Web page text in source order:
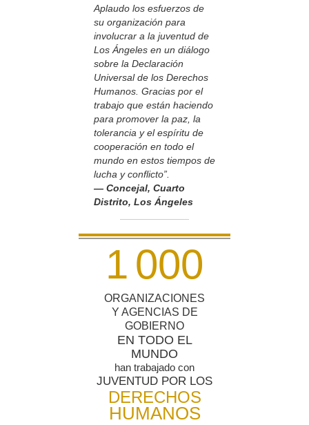
Aplaudo los esfuerzos de
su organización para
involucrar a la juventud de
Los Ángeles en un diálogo
sobre la Declaración
Universal de los Derechos
Humanos. Gracias por el
trabajo que están haciendo
para promover la paz, la
tolerancia y el espíritu de
cooperación en todo el
mundo en estos tiempos de
lucha y conflicto”.
— Concejal, Cuarto
Distrito, Los Ángeles
1 000
ORGANIZACIONES
Y AGENCIAS DE
GOBIERNO
EN TODO EL
MUNDO
han trabajado con
JUVENTUD POR LOS
DERECHOS
HUMANOS